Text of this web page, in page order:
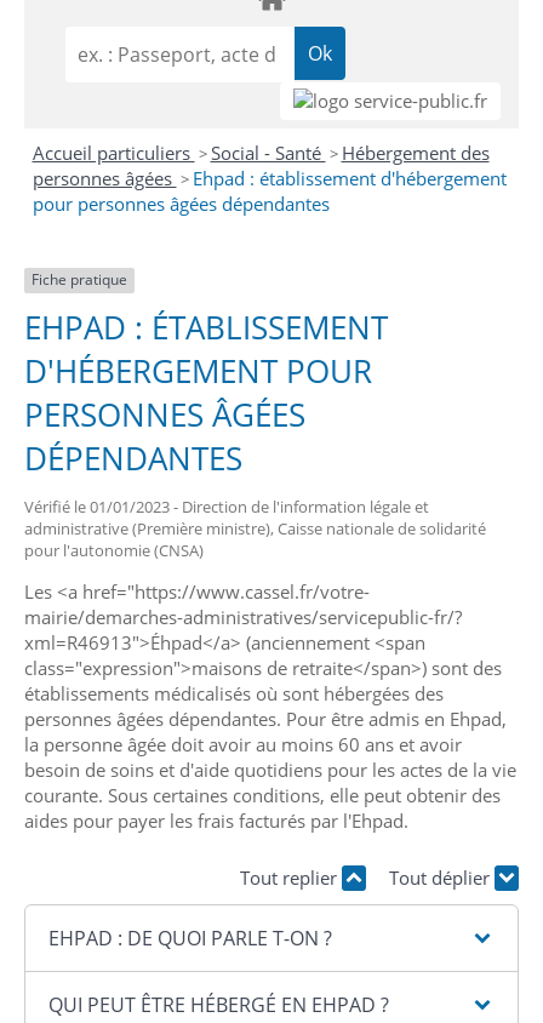
Accueil particuliers >Social - Santé > Hébergement des
personnes âgées > Ehpad : établissement d'hébergement
pour personnes âgées dépendantes
Fiche pratique
EHPAD : ÉTABLISSEMENT
D'HÉBERGEMENT POUR
PERSONNES ÂGÉES
DÉPENDANTES
Vérifié le 01/01/2023 - Direction de l'information légale et
administrative (Première ministre), Caisse nationale de solidarité
pour l'autonomie (CNSA)
Les <a href="https://www.cassel.fr/votre-
mairie/demarches-administratives/servicepublic-fr/?
xml=R46913">Éhpad</a> (anciennement <span
class="expression">maisons de retraite</span>) sont des
établissements médicalisés où sont hébergées des
personnes âgées dépendantes. Pour être admis en Ehpad,
la personne âgée doit avoir au moins 60 ans et avoir
besoin de soins et d'aide quotidiens pour les actes de la vie
courante. Sous certaines conditions, elle peut obtenir des
aides pour payer les frais facturés par l'Ehpad.
Tout replier Tout déplier
EHPAD : DE QUOI PARLE T-ON ?
QUI PEUT ÊTRE HÉBERGÉ EN EHPAD ?